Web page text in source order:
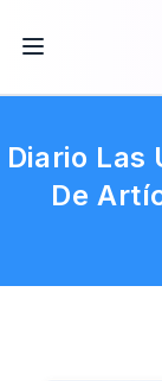
Diario Las
De